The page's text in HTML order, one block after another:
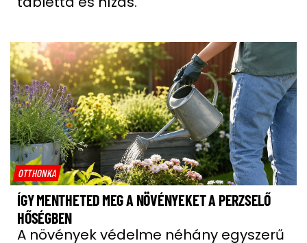
OTTHONKA
ÍGY MENTHETED MEG A NÖVÉNYEKET A PERZSELŐ
HŐSÉGBEN
A növények védelme néhány egyszerű